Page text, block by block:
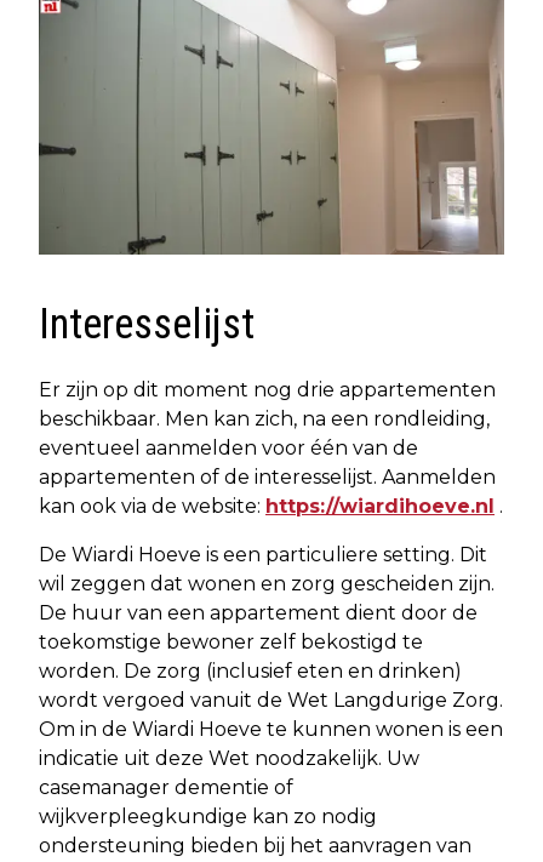
Interesselijst
Er zijn op dit moment nog drie appartementen
beschikbaar. Men kan zich, na een rondleiding,
eventueel aanmelden voor één van de
appartementen of de interesselijst. Aanmelden
kan ook via de website: https://wiardihoeve.nl .
De Wiardi Hoeve is een particuliere setting. Dit
wil zeggen dat wonen en zorg gescheiden zijn.
De huur van een appartement dient door de
toekomstige bewoner zelf bekostigd te
worden. De zorg (inclusief eten en drinken)
wordt vergoed vanuit de Wet Langdurige Zorg.
Om in de Wiardi Hoeve te kunnen wonen is een
indicatie uit deze Wet noodzakelijk. Uw
casemanager dementie of
wijkverpleegkundige kan zo nodig
ondersteuning bieden bij het aanvragen van